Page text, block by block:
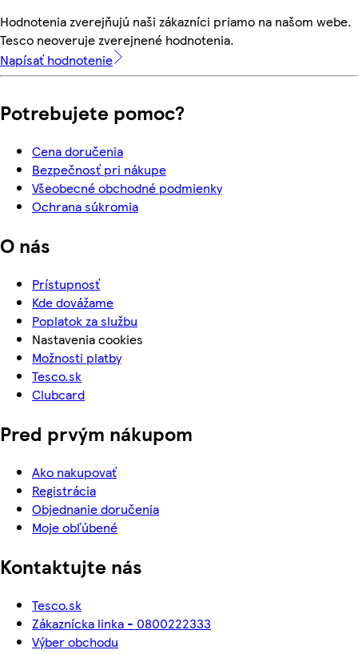
Hodnotenia zverejňujú naši zákazníci priamo na našom webe.
Tesco neoveruje zverejnené hodnotenia.
Napísať hodnotenie
Potrebujete pomoc?
Cena doručenia
Bezpečnosť pri nákupe
Všeobecné obchodné podmienky
Ochrana súkromia
O nás
Prístupnosť
Kde dovážame
Poplatok za službu
Nastavenia cookies
Možnosti platby
Tesco.sk
Clubcard
Pred prvým nákupom
Ako nakupovať
Registrácia
Objednanie doručenia
Moje obľúbené
Kontaktujte nás
Tesco.sk
Zákaznícka linka - 0800222333
Výber obchodu